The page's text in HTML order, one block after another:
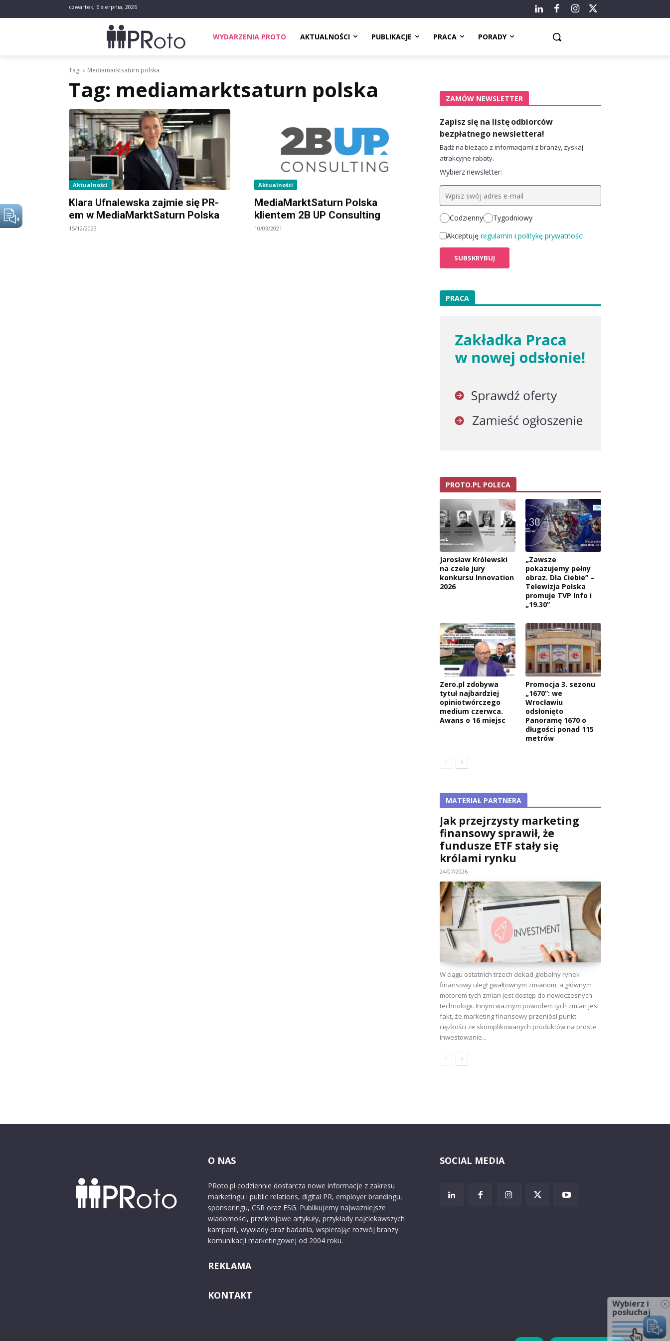
czwartek, 6 sierpnia, 2026
WYDARZENIA PROTO AKTUALNOŚCI PUBLIKACJE PRACA PORADY
Tagi Mediamarktsaturn polska
Tag: mediamarktsaturn polska
Aktualności
Klara Ufnalewska zajmie się PR-
em w MediaMarktSaturn Polska
15/12/2023
Aktualności
MediaMarktSaturn Polska
klientem 2B UP Consulting
10/03/2021
ZAMÓW NEWSLETTER
Zapisz się na listę odbiorców
bezpłatnego newslettera!
Bądź na bieżąco z informacjami z branży, zyskaj
atrakcyjne rabaty.
Wybierz newsletter:
Codzienny
Tygodniowy
Akceptuję regulamin i politykę prywatności
PRACA
PROTO.PL POLECA
Jarosław Królewski
na czele jury
konkursu Innovation
2026
„Zawsze
pokazujemy pełny
obraz. Dla Ciebie” –
Telewizja Polska
promuje TVP Info i
„19.30”
Zero.pl zdobywa
tytuł najbardziej
opiniotwórczego
medium czerwca.
Awans o 16 miejsc
Promocja 3. sezonu
„1670”: we
Wrocławiu
odsłonięto
Panoramę 1670 o
długości ponad 115
metrów
MATERIAŁ PARTNERA
Jak przejrzysty marketing
finansowy sprawił, że
fundusze ETF stały się
królami rynku
24/07/2026
W ciągu ostatnich trzech dekad globalny rynek
finansowy uległ gwałtownym zmianom, a głównym
motorem tych zmian jest dostęp do nowoczesnych
technologii. Innym ważnym powodem tych zmian jest
fakt, że marketing finansowy przeniósł punkt
ciężkości ze skomplikowanych produktów na proste
inwestowanie...
O NAS
PRoto.pl codziennie dostarcza nowe informacje z zakresu
marketingu i public relations, digital PR, employer brandingu,
sponsoringu, CSR oraz ESG. Publikujemy najważniejsze
wiadomości, przekrojowe artykuły, przykłady najciekawszych
kampanii, wywiady oraz badania, wspierając rozwój branży
komunikacji marketingowej od 2004 roku.
REKLAMA
KONTAKT
SOCIAL MEDIA
Wybierz i
posłuchaj